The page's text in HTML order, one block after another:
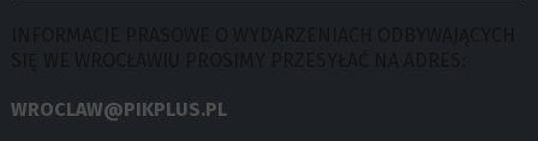
WROCLAW@PIKPLUS.PL